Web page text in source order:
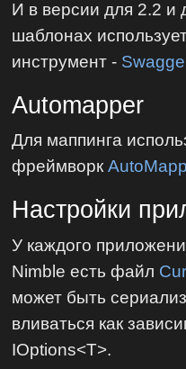
И в версии для 2.2 и
шаблонах
инструмент -
Automapper
Для маппинга
фреймворк
Настройки
У каждого
Nimble есть файл
может быть
вливаться как
IOptions<T>.